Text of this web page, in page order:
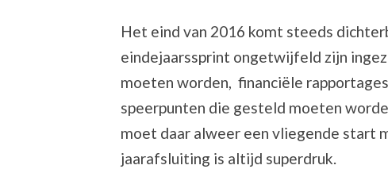
Het eind van 2016 komt steeds
eindejaarssprint ongetwijfeld zijn
moeten worden, financiële
speerpunten die gesteld moeten
moet daar alweer een vliegende start
jaarafsluiting is altijd superdruk.